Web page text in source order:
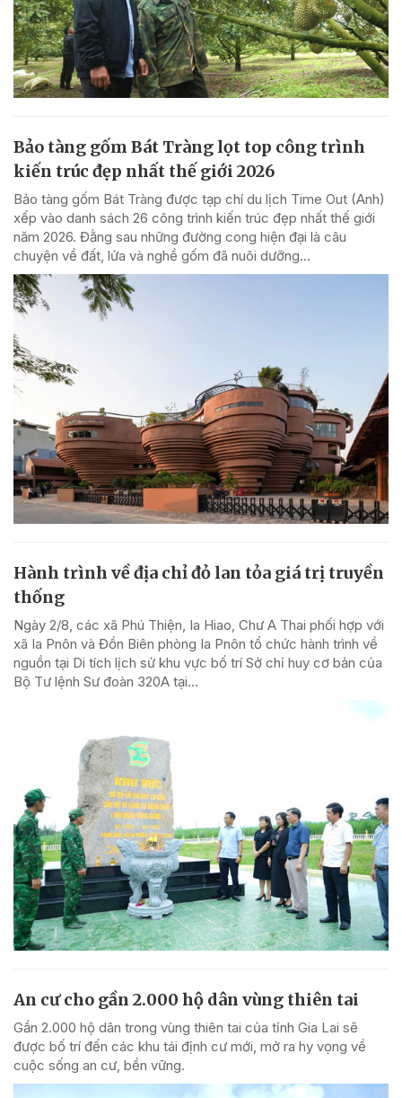
Bảo tàng gốm Bát Tràng lọt top công trình
kiến trúc đẹp nhất thế giới 2026
Bảo tàng gốm Bát Tràng được tạp chí du lịch Time Out (Anh)
xếp vào danh sách 26 công trình kiến trúc đẹp nhất thế giới
năm 2026. Đằng sau những đường cong hiện đại là câu
chuyện về đất, lửa và nghề gốm đã nuôi dưỡng...
Hành trình về địa chỉ đỏ lan tỏa giá trị truyền
thống
Ngày 2/8, các xã Phú Thiện, Ia Hiao, Chư A Thai phối hợp với
xã Ia Pnôn và Đồn Biên phòng Ia Pnôn tổ chức hành trình về
nguồn tại Di tích lịch sử khu vực bố trí Sở chỉ huy cơ bản của
Bộ Tư lệnh Sư đoàn 320A tại...
An cư cho gần 2.000 hộ dân vùng thiên tai
Gần 2.000 hộ dân trong vùng thiên tai của tỉnh Gia Lai sẽ
được bố trí đến các khu tái định cư mới, mở ra hy vọng về
cuộc sống an cư, bền vững.